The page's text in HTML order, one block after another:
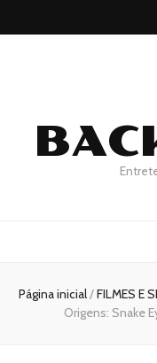
Página inicial/FILMES E
Origens: Snake